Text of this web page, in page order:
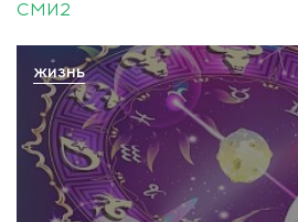
СМИ2
ЖИЗНЬ